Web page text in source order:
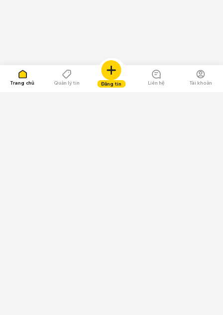
Trang chủ Quản lý tin Đăng tin Liên hệ Tài khoản